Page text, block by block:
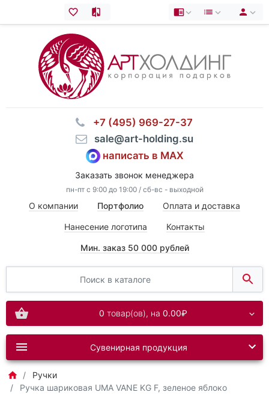
⠀+7 (495) 969-27-37
⠀sale@art-holding.su
написать в MAX
Заказать звонок менеджера
пн-пт с 9:00 до 19:00 / сб-вс - выходной
О компании Портфолио Оплата и доставка
Нанесение логотипа Контакты
Мин. заказ 50 000 рублей
0 товар(ов), на 0.00₽
Сувенирная продукция
Ручки
Ручка шариковая UMA VANE KG F, зеленое яблоко